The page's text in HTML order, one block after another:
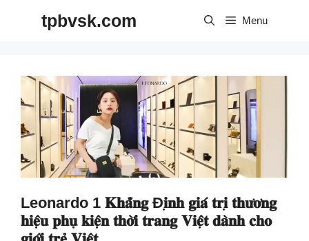
tpbvsk.com Menu
Leonardo 1 𝐊𝐡𝐚̆̉𝐧𝐠 Đ𝐢̣𝐧𝐡 𝐠𝐢𝐚́ 𝐭𝐫𝐢̣ 𝐭𝐡𝐮̛𝐨̛𝐧𝐠
𝐡𝐢𝐞̣̂𝐮 𝐩𝐡𝐮̣ 𝐤𝐢𝐞̣̂𝐧 𝐭𝐡𝐨̛̀𝐢 𝐭𝐫𝐚𝐧𝐠 𝐕𝐢𝐞̣̂𝐭 𝐝𝐚̀𝐧𝐡 𝐜𝐡𝐨